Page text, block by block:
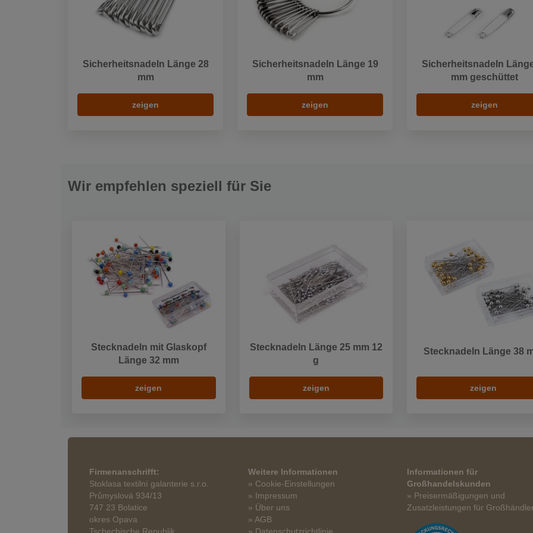
Sicherheitsnadeln Länge 28
mm
zeigen
Sicherheitsnadeln Länge 19
mm
zeigen
Sicherheitsnadeln
mm geschüttet
zeigen
Wir empfehlen speziell für Sie
Stecknadeln mit Glaskopf
Länge 32 mm
zeigen
Stecknadeln Länge 25 mm 12
g
zeigen
Stecknadeln Länge 38
zeigen
Firmenanschrifft:
Stoklasa textilní galanterie s.r.o.
Průmyslová 934/13
747 23 Bolatice
okres Opava
Tschechische Republik
Weitere Informationen
» Cookie-Einstellungen
» Impressum
» Über uns
» AGB
» Datenschutzrichtlinie
Informationen für
Großhandelskunden
» Preisermäßigungen und
Zusatzleistungen für